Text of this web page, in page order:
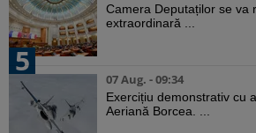
Camera Deputaților se va
extraordinară ...
5
07 Aug. - 09:34
Exercițiu demonstrativ cu
Aeriană Borcea. ...